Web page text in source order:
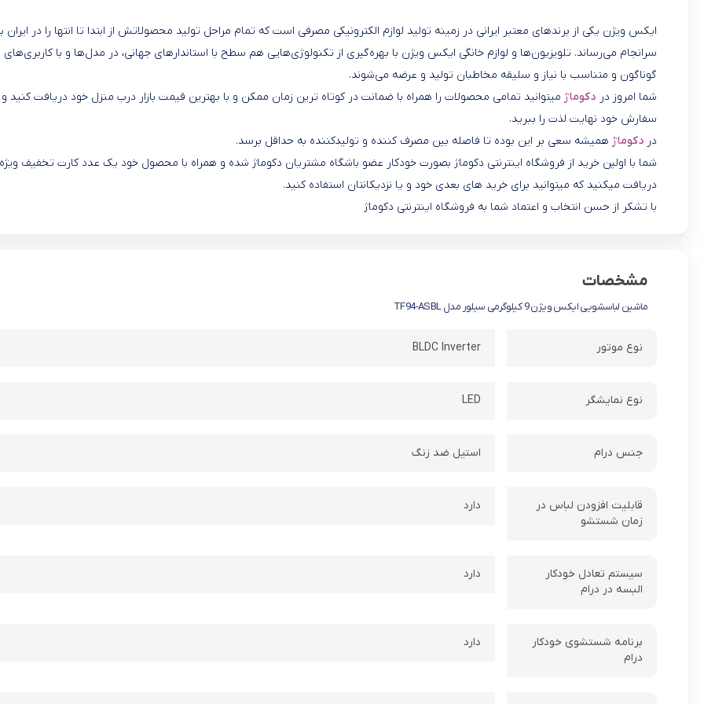
ایکس ویژن یکی از برندهای معتبر ایرانی در زمینه تولید لوازم الکترونیکی مصرفی است که تمام مراحل تولید محصولاتش از ابتدا تا انتها را در ایران
سرانجام می‌رساند. تلویزیون‌ها و لوازم خانگی ایکس ویژن با بهره‌گیری از تکنولوژی‌هایی هم سطح با استاندارهای جهانی، در مدل‌ها و با کاربری‌های
گوناگون و متناسب با نیاز و سلیقه مخاطبان تولید و عرضه می‌شوند.
شما امروز در دکوماژ میتوانید تمامی محصولات را همراه با ضمانت در کوتاه ترین زمان ممکن و با بهترین قیمت بازار درب منزل خود دریافت کنید و
سفارش خود نهایت لذت را ببرید.
در دکوماژ همیشه سعی بر این بوده تا فاصله بین مصرف کننده و تولیدکننده به حداقل برسد.
شما با اولین خرید از فروشگاه اینترنتی دکوماژ بصورت خودکار عضو باشگاه مشتریان دکوماژ شده و همراه با محصول خود یک عدد کارت تخفیف ویژه
دریافت میکنید که میتوانید برای خرید های بعدی خود و یا نزدیکانتان استفاده کنید.
با تشکر از حسن انتخاب و اعتماد شما به فروشگاه اینترنتی دکوماژ
مشخصات
ماشین لباسشویی ایکس ویژن 9 کیلوگرمی سیلور مدل TF94-ASBL
نوع موتور BLDC Inverter
نوع نمایشگر LED
جنس درام استیل ضد زنگ
قابلیت افزودن لباس در
زمان شستشو
دارد
سیستم تعادل خودکار
البسه در درام
دارد
برنامه شستشوی خودکار
درام
دارد